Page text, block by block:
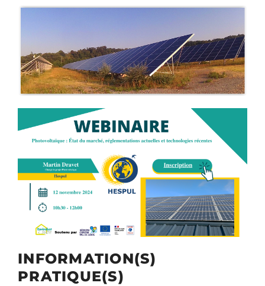
Illustration
Contenu
INFORMATION(S)
PRATIQUE(S)